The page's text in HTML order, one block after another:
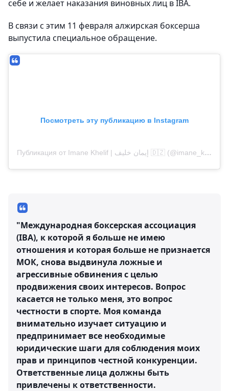
себе и желает наказания виновных лиц в IBA.
В связи с этим 11 февраля алжирская боксерша
выпустила специальное обращение.
Посмотреть эту публикацию в Instagram
Публикация от Imane Khelif | إيمان خليف 🇩🇿 (@imane_khelif_10)
"Международная боксерская ассоциация
(IBA), к которой я больше не имею
отношения и которая больше не признается
МОК, снова выдвинула ложные и
агрессивные обвинения с целью
продвижения своих интересов. Вопрос
касается не только меня, это вопрос
честности в спорте. Моя команда
внимательно изучает ситуацию и
предпринимает все необходимые
юридические шаги для соблюдения моих
прав и принципов честной конкуренции.
Ответственные лица должны быть
привлечены к ответственности.